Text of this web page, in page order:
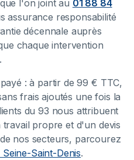
l'on joint au 01 88 84
assurance responsabilité
décennale auprès
chaque intervention
: à partir de 99 € TTC,
frais ajoutés une fois la
du 93 nous attribuent
propre et d'un devis
nos secteurs, parcourez
Saint-Denis.